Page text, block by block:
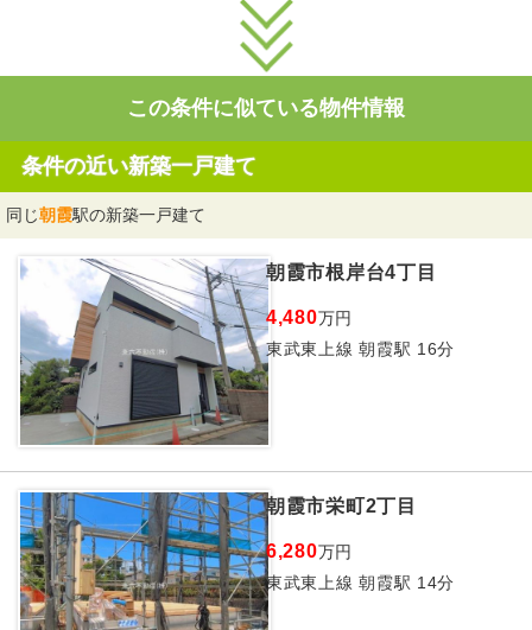
この条件に似ている物件情報
条件の近い新築一戸建て
同じ朝霞駅の新築一戸建て
朝霞市根岸台4丁目
4,480万円
東武東上線 朝霞駅 16分
朝霞市栄町2丁目
6,280万円
東武東上線 朝霞駅 14分